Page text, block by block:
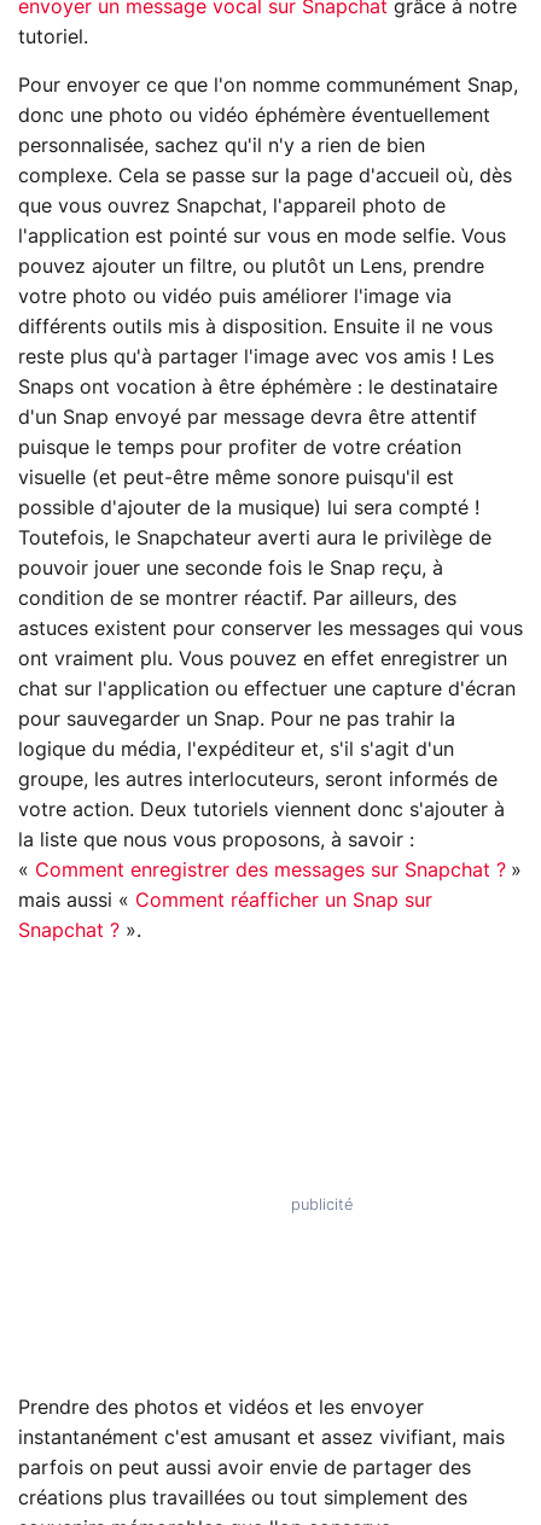
envoyer un message vocal sur Snapchat grâce à notre
tutoriel.
Pour envoyer ce que l'on nomme communément Snap,
donc une photo ou vidéo éphémère éventuellement
personnalisée, sachez qu'il n'y a rien de bien
complexe. Cela se passe sur la page d'accueil où, dès
que vous ouvrez Snapchat, l'appareil photo de
l'application est pointé sur vous en mode selfie. Vous
pouvez ajouter un filtre, ou plutôt un Lens, prendre
votre photo ou vidéo puis améliorer l'image via
différents outils mis à disposition. Ensuite il ne vous
reste plus qu'à partager l'image avec vos amis ! Les
Snaps ont vocation à être éphémère : le destinataire
d'un Snap envoyé par message devra être attentif
puisque le temps pour profiter de votre création
visuelle (et peut-être même sonore puisqu'il est
possible d'ajouter de la musique) lui sera compté !
Toutefois, le Snapchateur averti aura le privilège de
pouvoir jouer une seconde fois le Snap reçu, à
condition de se montrer réactif. Par ailleurs, des
astuces existent pour conserver les messages qui vous
ont vraiment plu. Vous pouvez en effet enregistrer un
chat sur l'application ou effectuer une capture d'écran
pour sauvegarder un Snap. Pour ne pas trahir la
logique du média, l'expéditeur et, s'il s'agit d'un
groupe, les autres interlocuteurs, seront informés de
votre action. Deux tutoriels viennent donc s'ajouter à
la liste que nous vous proposons, à savoir :
« Comment enregistrer des messages sur Snapchat ? »
mais aussi « Comment réafficher un Snap sur
Snapchat ? ».
Prendre des photos et vidéos et les envoyer
instantanément c'est amusant et assez vivifiant, mais
parfois on peut aussi avoir envie de partager des
créations plus travaillées ou tout simplement des